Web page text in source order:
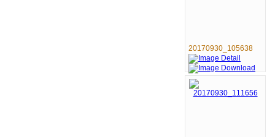
20170930_105638